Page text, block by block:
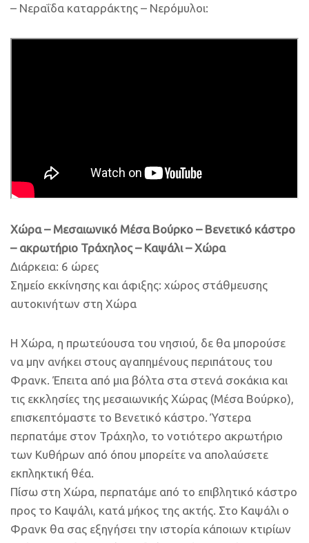
– Νεραΐδα καταρράκτης – Νερόμυλοι:
Χώρα – Μεσαιωνικό Μέσα Βούρκο – Βενετικό κάστρο
– ακρωτήριο Τράχηλος – Καψάλι – Χώρα
Διάρκεια: 6 ώρες
Σημείο εκκίνησης και άφιξης: χώρος στάθμευσης
αυτοκινήτων στη Χώρα
Η Χώρα, η πρωτεύουσα του νησιού, δε θα μπορούσε
να μην ανήκει στους αγαπημένους περιπάτους του
Φρανκ. Έπειτα από μια βόλτα στα στενά σοκάκια και
τις εκκλησίες της μεσαιωνικής Χώρας (Μέσα Βούρκο),
επισκεπτόμαστε το Βενετικό κάστρο. Ύστερα
περπατάμε στον Τράχηλο, το νοτιότερο ακρωτήριο
των Κυθήρων από όπου μπορείτε να απολαύσετε
εκπληκτική θέα.
Πίσω στη Χώρα, περπατάμε από το επιβλητικό κάστρο
προς το Καψάλι, κατά μήκος της ακτής. Στο Καψάλι ο
Φρανκ θα σας εξηγήσει την ιστορία κάποιων κτιρίων